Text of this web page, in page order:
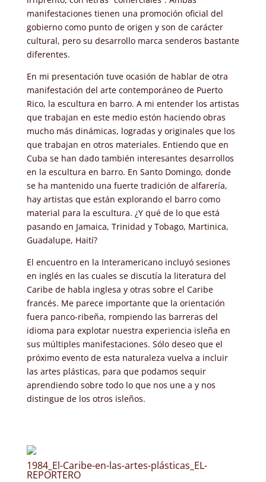
manifestaciones tienen una promoción oficial del
gobierno como punto de origen y son de carácter
cultural, pero su desarrollo marca senderos bastante
diferentes.
En mi presentación tuve ocasión de hablar de otra
manifestación del arte contemporáneo de Puerto
Rico, la escultura en barro. A mi entender los artistas
que trabajan en este medio estón haciendo obras
mucho más dinámicas, logradas y originales que los
que trabajan en otros materiales. Entiendo que en
Cuba se han dado también interesantes desarrollos
en la escultura en barro. En Santo Domingo, donde
se ha mantenido una fuerte tradición de alfarería,
hay artistas que están explorando el barro como
material para la escultura. ¿Y qué de lo que está
pasando en Jamaica, Trinidad y Tobago, Martinica,
Guadalupe, Haití?
El encuentro en la Interamericano incluyó sesiones
en inglés en las cuales se discutía la literatura del
Caribe de habla inglesa y otras sobre el Caribe
francés. Me parece importante que la orientación
fuera panco-ribeña, rompiendo las barreras del
idioma para explotar nuestra experiencia isleña en
sus múltiples manifestaciones. Sólo deseo que el
próximo evento de esta naturaleza vuelva a incluir
las artes plásticas, para que podamos sequir
aprendiendo sobre todo lo que nos une a y nos
distingue de los otros isleños.
1984_El-Caribe-en-las-artes-plásticas_EL-
REPORTERO